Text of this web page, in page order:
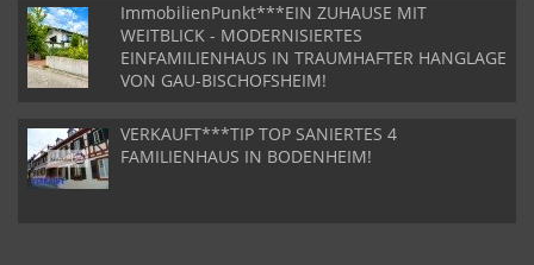
ImmobilienPunkt***EIN ZUHAUSE MIT
WEITBLICK - MODERNISIERTES
EINFAMILIENHAUS IN TRAUMHAFTER HANGLAGE
VON GAU-BISCHOFSHEIM!
VERKAUFT***TIP TOP SANIERTES 4
FAMILIENHAUS IN BODENHEIM!